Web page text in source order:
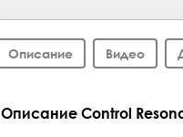
Описание Видео
Описание Control